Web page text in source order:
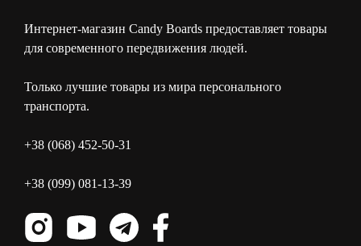
Интернет-магазин Candy Boards предоставляет товары
для современного передвижения людей.
Только лучшие товары из мира персонального
транспорта.
+38 (068) 452-50-31
+38 (099) 081-13-39